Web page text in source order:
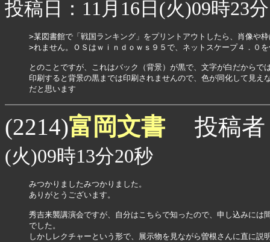
投稿日：11月16日(火)09時23
>某図書館で「戦国ランキング」をプリントアウトしたら、肖像や
>れません。ＯＳはｗｉｎｄｏｗｓ９５で、ネットスケープ４．０
とのことですが、これはバック（背景）が黒で、文字が白だからで
印刷すると背景の黒までは印刷されませんので、色が同化して見え
(2214)富岡文書 投稿者
(火)09時13分20秒
みつかりましたみつかりました。
ありがとうございます。
秀吉来襲講演会ですが、自分はこちらで知ったので、申し込みには
でした。
しかしレクチャーという形で、展示物を見ながら曽根さんに直に説